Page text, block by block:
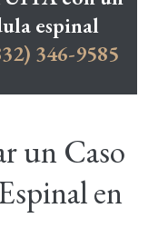
espinal
346-9585
un Caso
en